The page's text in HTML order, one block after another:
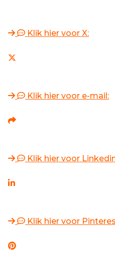
Klik hier voor X:
Klik hier voor e-mail:
Klik hier voor
Klik hier voor